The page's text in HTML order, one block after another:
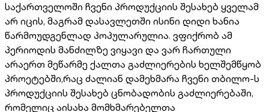
საქართველოში ჩვენი პროდუქციის შესახებ ყველამ
არ იცის, მაგრამ დასავლეთში ისინი დიდი ხანია
წარმოუდგენლად პოპულარულია. ვფიქრობ ამ
პერიოდის მანძილზე ვიყავი და ვარ ჩართული
არაერთ მეწარმე ქალთა გაძლიერების ხელშემწყობ
პროეტებში,რაც ძალიან დამეხმარა ჩვენი თბილო-ს
პროდუქციის შესახებ ცნობადობის გაძლიერებაში,
რომელიც აისახა მომხმარებელთა